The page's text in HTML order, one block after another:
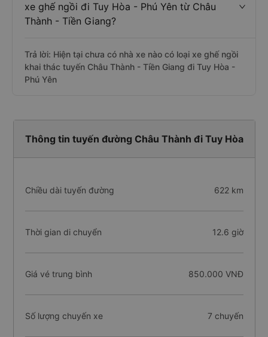
xe ghế ngồi đi Tuy Hòa - Phú Yên từ Châu
Thành - Tiền Giang?
Trả lời: Hiện tại chưa có nhà xe nào có loại xe ghế ngồi
khai thác tuyến Châu Thành - Tiền Giang đi Tuy Hòa -
Phú Yên
Thông tin tuyến đường Châu Thành đi Tuy Hòa
Chiều dài tuyến đường 622 km
Thời gian di chuyển 12.6 giờ
Giá vé trung bình 850.000 VNĐ
Số lượng chuyến xe 7 chuyến